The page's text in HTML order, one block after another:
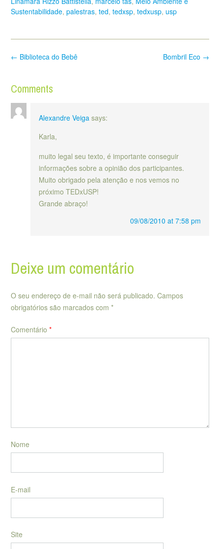
Sustentabilidade, palestras, ted, tedxsp, tedxusp, usp
Post
Bombril Eco →
← Biblioteca do Bebê
Comments
Alexandre Veiga says:
Karla,
muito legal seu texto, é importante conseguir
informações sobre a opinião dos participantes.
Muito obrigado pela atenção e nos vemos no
próximo TEDxUSP!
Grande abraço!
09/08/2010 at 7:58 pm
Deixe um comentário
O seu endereço de e-mail não será publicado. Campos
obrigatórios são marcados com *
Comentário *
Nome
E-mail
Site